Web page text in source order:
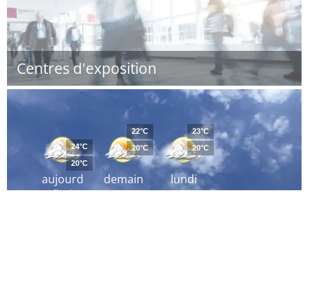
Centres d'exposition
aujourd
´hui
24°C
20°C
demain
22°C
20°C
lundi
23°C
20°C